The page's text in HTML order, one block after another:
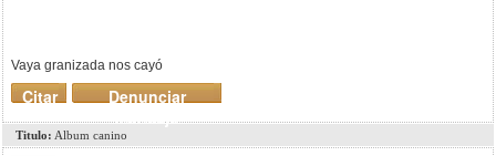
Vaya granizada nos cayó
Denunciar
mensaje
Citar
Titulo: Album canino